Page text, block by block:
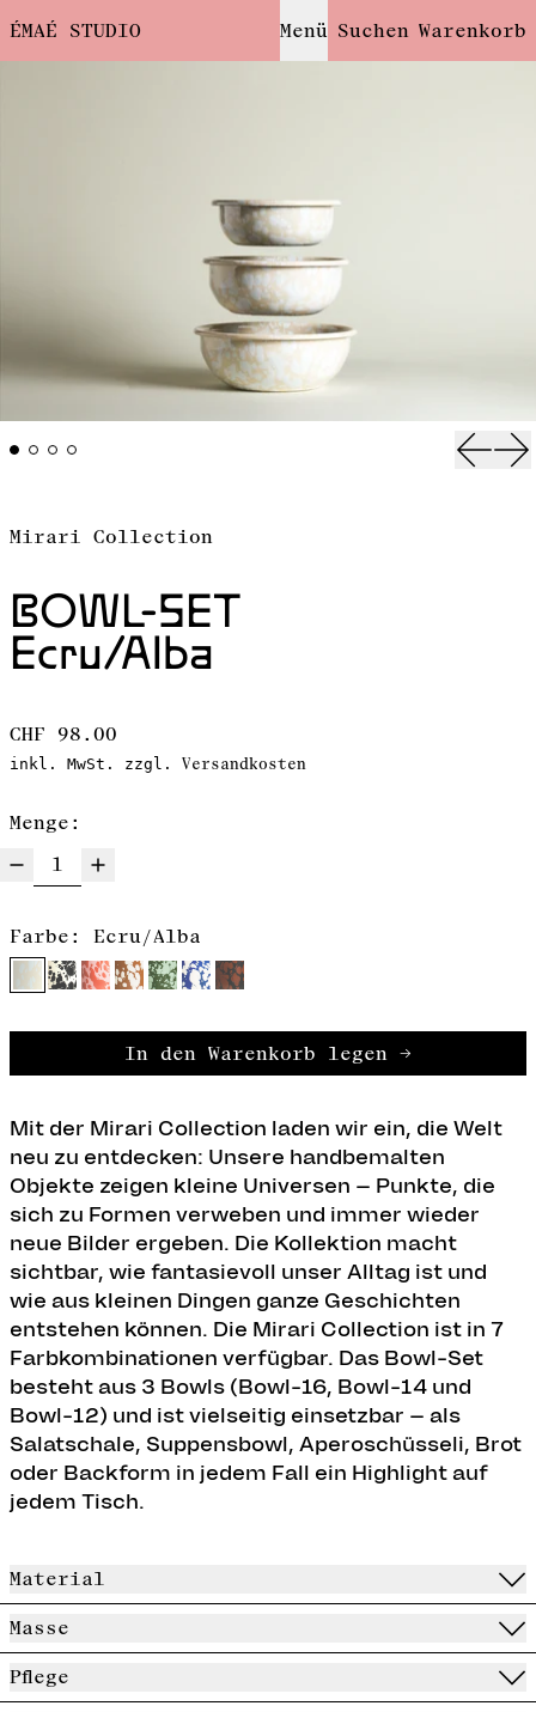
ÉMAÉ STUDIO Menü Suchen Warenkorb
Mirari Collection
BOWL-SET
Ecru/Alba
Normaler Preis
CHF 98.00
inkl. MwSt. zzgl. Versandkosten
Menge:
Farbe: Ecru/Alba
In den Warenkorb legen
Mit der Mirari Collection laden wir ein, die Welt
neu zu entdecken: Unsere handbemalten
Objekte zeigen kleine Universen – Punkte, die
sich zu Formen verweben und immer wieder
neue Bilder ergeben. Die Kollektion macht
sichtbar, wie fantasievoll unser Alltag ist und
wie aus kleinen Dingen ganze Geschichten
entstehen können. Die Mirari Collection ist in 7
Farbkombinationen verfügbar. Das Bowl-Set
besteht aus 3 Bowls (Bowl-16, Bowl-14 und
Bowl-12) und ist vielseitig einsetzbar – als
Salatschale, Suppensbowl, Aperoschüsseli, Brot
oder Backform in jedem Fall ein Highlight auf
jedem Tisch.
Material
Masse
Pflege